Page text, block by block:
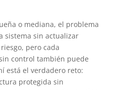
o mediana, el problema
sistema sin actualizar
pero cada
control también puede
está el verdadero reto:
protegida sin